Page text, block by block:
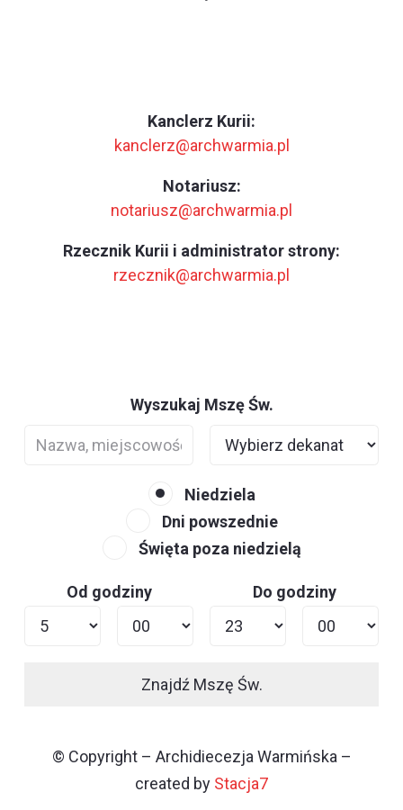
Kanclerz Kurii:
kanclerz@archwarmia.pl
Notariusz:
notariusz@archwarmia.pl
Rzecznik Kurii i administrator strony:
rzecznik@archwarmia.pl
Wyszukaj Mszę Św.
Niedziela
Dni powszednie
Święta poza niedzielą
Od godziny Do godziny
Znajdź Mszę Św.
© Copyright – Archidiecezja Warmińska –
created by Stacja7